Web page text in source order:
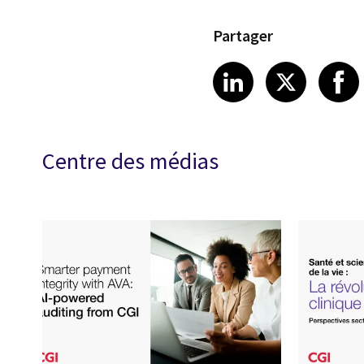
Partager
Share article
LinkedIn
Share
X
Centre des médias